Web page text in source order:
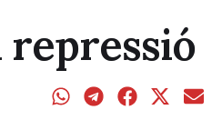
repressió